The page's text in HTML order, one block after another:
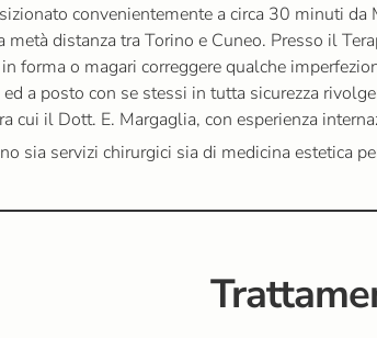
convenientemente a circa 30 minuti
distanza tra Torino e Cuneo. Presso il
forma o magari correggere qualche
a posto con se stessi in tutta sicurezza
cui il Dott. E. Margaglia, con esperienza
sia servizi chirurgici sia di medicina estetica